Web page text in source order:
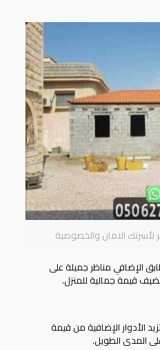
لأسرتك الامان والخصوصية
الإضافي مناظر جميلة على
قيمة جمالية للمنزل.
الأدوار الإضافية من قيمة
المدى الطويل.